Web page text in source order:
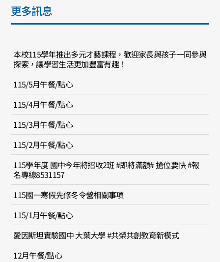
更多訊息
本校115學年推出多元才藝課程，歡迎家長與孩子一同參與
探索，讓學習生活更加豐富有趣！
115/5月午餐/點心
115/4月午餐/點心
115/3月午餐/點心
115/2月午餐/點心
115學年度 國中今年將招收2班 #即將滿額# 搶位要快 #報
名專線8531157
115國一寒假先修冬令營相關事項
115/1月午餐/點心
愛因斯坦實驗國中 大葉大學 #共榮共創教育新模式
12月午餐/點心